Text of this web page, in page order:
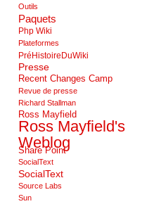
Outils
Paquets
Php Wiki
Plateformes
PréHistoireDuWiki
Presse
Recent Changes Camp
Revue de presse
Richard Stallman
Ross Mayfield
Ross Mayfield's
Weblog
Share Point
SocialText
SocialText
Source Labs
Sun